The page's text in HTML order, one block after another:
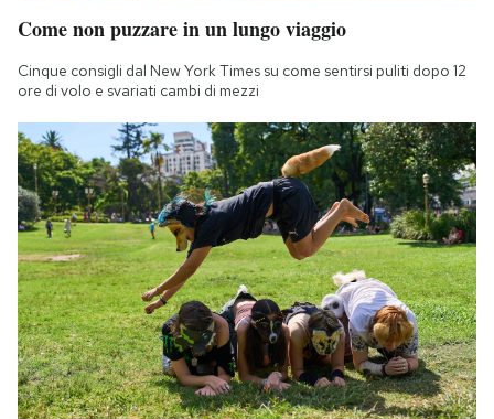
Come non puzzare in un lungo viaggio
Cinque consigli dal New York Times su come sentirsi puliti dopo 12
ore di volo e svariati cambi di mezzi